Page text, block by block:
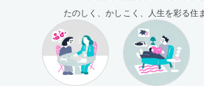
たのしく、かしこく、人生を彩る住